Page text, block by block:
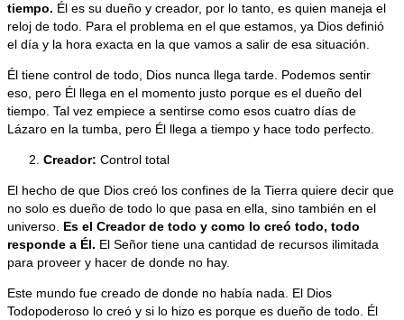
tiempo. Él es su dueño y creador, por lo tanto, es quien maneja el
reloj de todo. Para el problema en el que estamos, ya Dios definió
el día y la hora exacta en la que vamos a salir de esa situación.
Él tiene control de todo, Dios nunca llega tarde. Podemos sentir
eso, pero Él llega en el momento justo porque es el dueño del
tiempo. Tal vez empiece a sentirse como esos cuatro días de
Lázaro en la tumba, pero Él llega a tiempo y hace todo perfecto.
Creador: Control total
El hecho de que Dios creó los confines de la Tierra quiere decir que
no solo es dueño de todo lo que pasa en ella, sino también en el
universo. Es el Creador de todo y como lo creó todo, todo
responde a Él. El Señor tiene una cantidad de recursos ilimitada
para proveer y hacer de donde no hay.
Este mundo fue creado de donde no había nada. El Dios
Todopoderoso lo creó y si lo hizo es porque es dueño de todo. Él